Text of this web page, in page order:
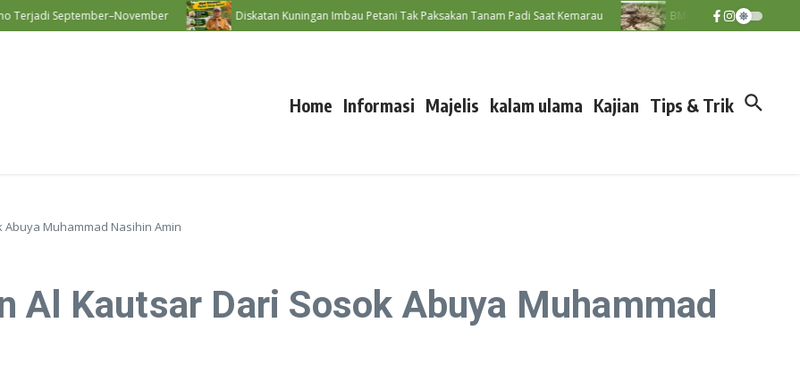
September–November Diskatan Kuningan Imbau Petani Tak Paksakan Tanam Padi Saat Kemarau BMKG: El Nino Perparah
Home Informasi Majelis kalam ulama Kajian Tips & Trik
Muhammad Nasihin Amin
Al Kautsar Dari Sosok Abuya Muhammad